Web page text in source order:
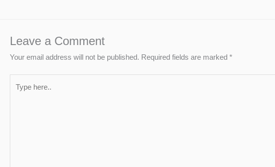
Leave a Comment
Your email address will not be published. Required fields are marked *
here..